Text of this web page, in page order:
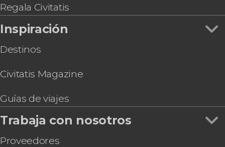
Tour en segway por el Parque Natural de Sierra
Helada
Alquiler de barco con patrón en Benidorm
Regala Civitatis
Inspiración
Destinos
Civitatis Magazine
Guías de viajes
Trabaja con nosotros
Proveedores